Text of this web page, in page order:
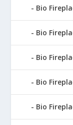
Bio
Bio
Bio
Bio
Bio